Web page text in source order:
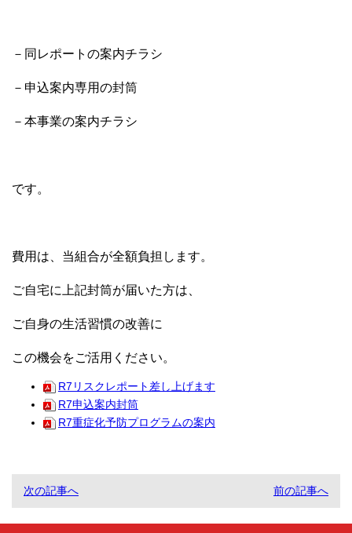
－同レポートの案内チラシ
－申込案内専用の封筒
－本事業の案内チラシ
です。
費用は、当組合が全額負担します。
ご自宅に上記封筒が届いた方は、
ご自身の生活習慣の改善に
この機会をご活用ください。
R7リスクレポート差し上げます
R7申込案内封筒
R7重症化予防プログラムの案内
次の記事へ 前の記事へ